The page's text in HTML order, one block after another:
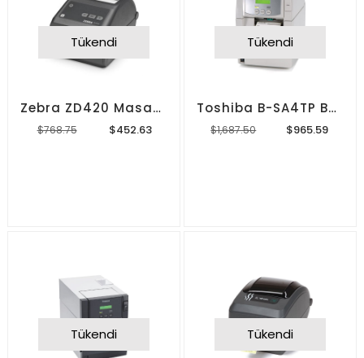
Tükendi
Zebra ZD420 Masaüstü Barkod Yazıcı
$452.63
$768.75
Tükendi
Toshiba B-SA4TP Barkod Yazıcı
$965.59
$1,687.50
Tükendi Tükendi